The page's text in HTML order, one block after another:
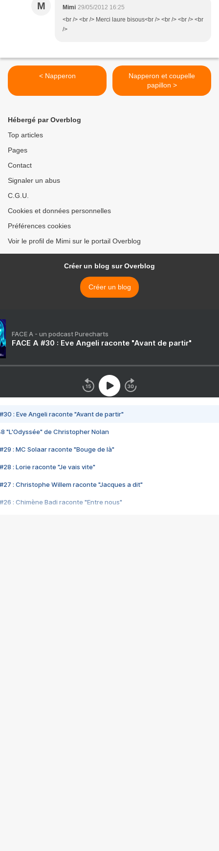
M Mimi 29/05/2012 16:25
<br /> <br /> Merci laure bisous<br /> <br /> <br /> <br
/>
< Napperon
Napperon et coupelle
papillon >
Hébergé par Overblog
Top articles
Pages
Contact
Signaler un abus
C.G.U.
Cookies et données personnelles
Préférences cookies
Voir le profil de Mimi sur le portail Overblog
Créer un blog sur Overblog
Créer un blog
FACE A - un podcast Purecharts
FACE A #30 : Eve Angeli raconte "Avant de partir"
#30 : Eve Angeli raconte "Avant de partir"
"L'Odyssée" de Christopher Nolan
#29 : MC Solaar raconte "Bouge de là"
#28 : Lorie raconte "Je vais vite"
#27 : Christophe Willem raconte "Jacques a dit"
#26 : Chimène Badi raconte "Entre nous"